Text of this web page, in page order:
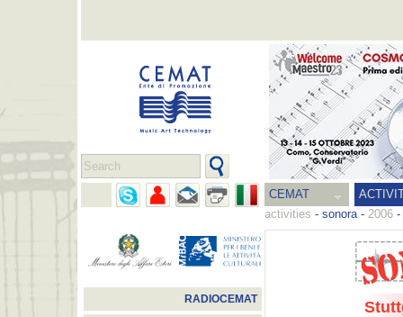
CEMAT
activities - sonora- 2006 -
RADIOCEMAT